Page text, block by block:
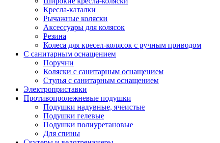
Кресла-каталки
Рычажные коляски
Аксессуары для колясок
Резина
Колеса для кресел-колясок с ручным приводом
С санитарным оснащением
Поручни
Коляски с санитарным оснащением
Стулья с санитарным оснащением
Электроприставки
Противопролежневые подушки
Подушки надувные, ячеистые
Подушки гелевые
Подушки полиуретановые
Для спины